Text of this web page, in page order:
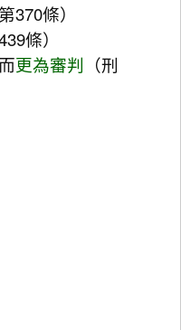
370條）
條）
更為審判 （刑